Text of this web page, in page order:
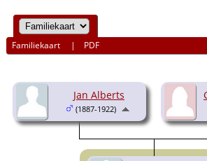
Familiekaart | PDF
Jan Alberts
(1887-1922)